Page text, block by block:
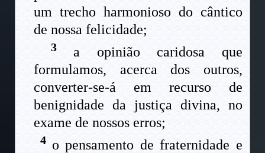
um trecho harmonioso do cântico
de nossa felicidade;
3a opinião caridosa que
formulamos, acerca dos outros,
converter-se-á em recurso de
benignidade da justiça divina, no
exame de nossos erros;
4o pensamento de fraternidade e